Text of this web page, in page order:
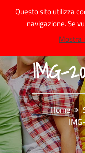
IMG-
Home
Questo sito utilizza
navigazione. Se
Mostra